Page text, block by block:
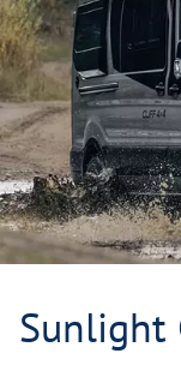
Sunlight